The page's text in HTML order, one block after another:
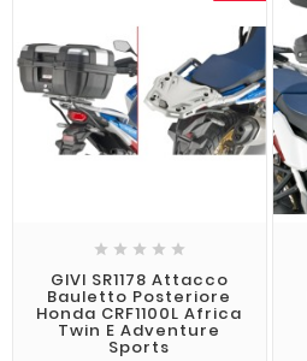
    
GIVI SR1178 Attacco
Bauletto Posteriore
Honda CRF1100L Africa
Twin E Adventure
Sports